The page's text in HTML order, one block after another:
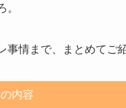
。
情まで、まとめてご
内容